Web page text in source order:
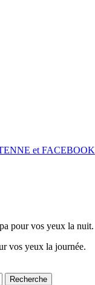
et FACEBOOK
pour vos yeux la nuit.
vos yeux la journée.
Recherche